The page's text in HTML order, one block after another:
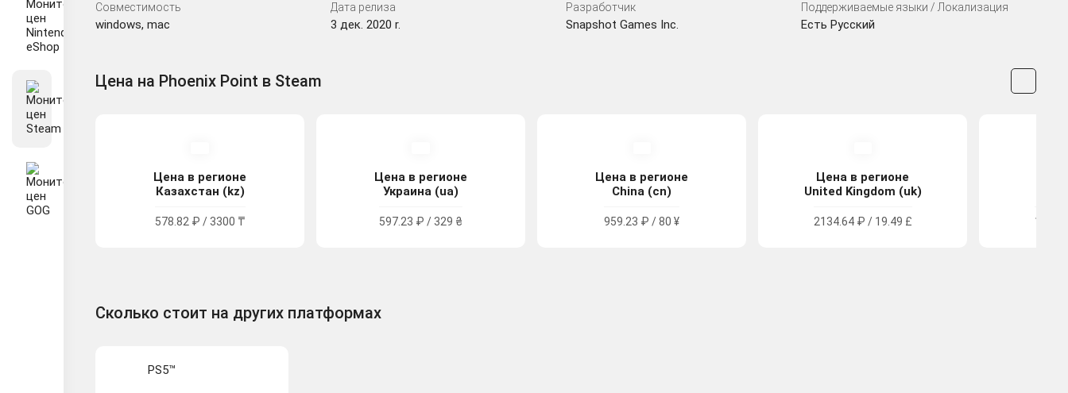
Совместимость
windows, mac
Дата релиза
3 дек. 2020 r.
Разработчик
Snapshot Games Inc.
Поддерживаемые языки / Локализация
Есть Русский
Цена на Phoenix Point в Steam
Цена в регионе
Казахстан (kz)
578.82 ₽ / 3300 ₸
Цена в регионе
Украина (ua)
597.23 ₽ / 329 ₴
Цена в регионе
China (cn)
959.23 ₽ / 80 ¥
Цена в регионе
United Kingdom (uk)
2134.64 ₽ / 19.49 £
Сколько стоит на других платформах
PS5™